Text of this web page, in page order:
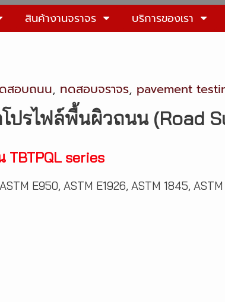
สินค้างานจราจร บริการของเรา
สอบถนน, ทดสอบจราจร, pavement
โปรไฟล์พื้นผิวถนน (Road
TBTPQL series
E950, ASTM E1926, ASTM 1845,